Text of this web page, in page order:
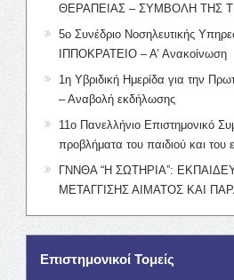
ΘΕΡΑΠΕΙΑΣ – ΣΥΜΒΟΛΗ ΤΗΣ
5ο Συνέδριο Νοσηλευτικής
ΙΠΠΟΚΡΑΤΕΙΟ – Α’ Ανακοίνωση
1η Υβριδική Ημερίδα για την
– Αναβολή εκδήλωσης
11ο Πανελλήνιο Επιστημονικό
προβλήματα του παιδιού και του
ΓΝΝΘΑ “Η ΣΩΤΗΡΙΑ”:
ΜΕΤΑΓΓΙΣΗΣ ΑΙΜΑΤΟΣ ΚΑΙ
Επιστημονικοί Τομείς